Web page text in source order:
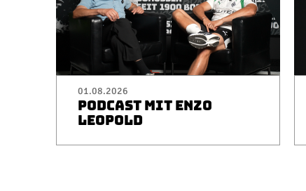
01.08.2026
PODCAST MIT ENZO
LEOPOLD